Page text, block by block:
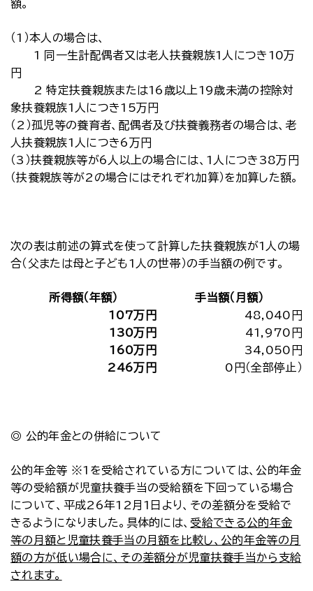
額。
（1）本人の場合は、
1 同一生計配偶者又は老人扶養親族1人につき10万
円
2 特定扶養親族または16歳以上19歳未満の控除対
象扶養親族1人につき15万円
（2）孤児等の養育者、配偶者及び扶養義務者の場合は、老
人扶養親族1人につき6万円
（3）扶養親族等が6人以上の場合には、1人につき38万円
（扶養親族等が2の場合にはそれぞれ加算）を加算した額。
次の表は前述の算式を使って計算した扶養親族が1人の場
合（父または母と子ども1人の世帯）の手当額の例です。
所得額（年額）
手当額（月額）
107万円
48,040円
130万円
41,970円
160万円
34,050円
246万円
0円（全部停止）
◎ 公的年金との併給について
公的年金等 ※1を受給されている方については、公的年金
等の受給額が児童扶養手当の受給額を下回っている場合
について、平成26年12月1日より、その差額分を受給で
きるようになりました。具体的には、 受給できる公的年金
等の月額と児童扶養手当の月額を比較し、公的年金等の月
額の方が低い場合に、その差額分が児童扶養手当から支給
されます。